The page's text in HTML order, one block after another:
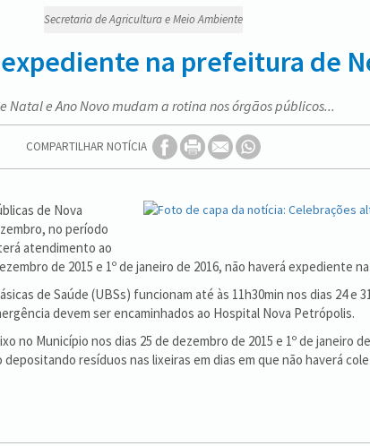
Secretaria de Agricultura e Meio Ambiente
na prefeitura de
Natal e Ano Novo mudam a rotina nos órgãos públicos...
COMPARTILHAR NOTÍCIA
de Nova
no período
atendimento ao
de 2015 e 1º de janeiro de 2016, não haverá expediente
de Saúde (UBSs) funcionam até às 11h30min nos dias 24 e
devem ser encaminhados ao Hospital Nova Petrópolis.
Município nos dias 25 de dezembro de 2015 e 1º de janeiro
resíduos nas lixeiras em dias em que não haverá